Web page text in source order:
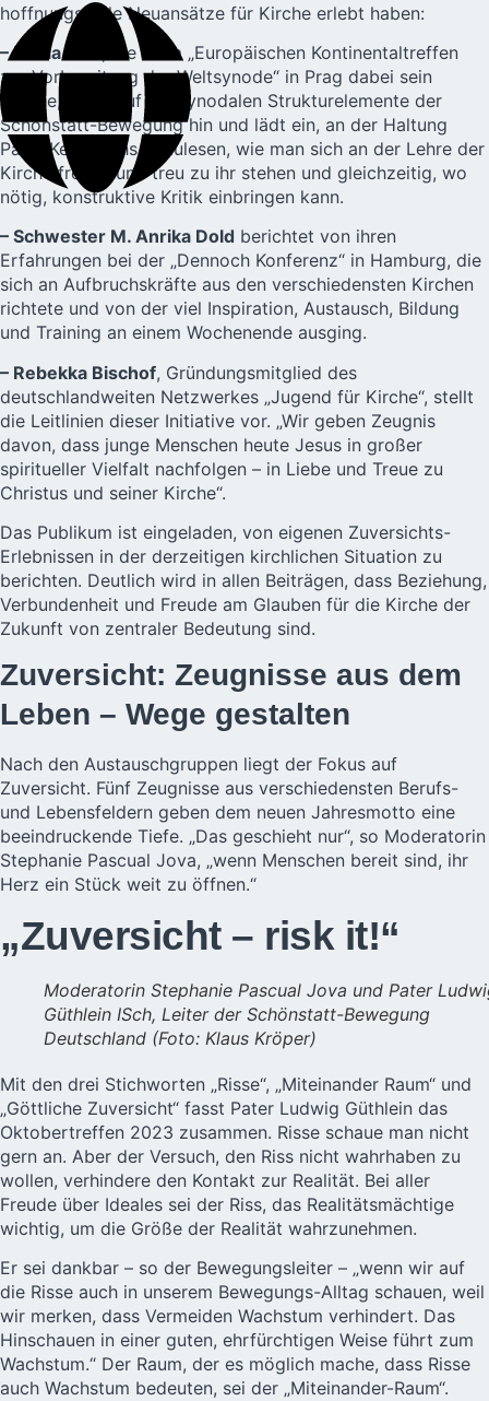
hoffnungsvolle Neuansätze für Kirche erlebt haben:
– Maria Pelz
, die beim „Europäischen Kontinentaltreffen
zur Vorbereitung der Weltsynode“ in Prag dabei sein
konnte, weist auf die synodalen Strukturelemente der
Schönstatt-Bewegung hin und lädt ein, an der Haltung
Pater Kentenichs abzulesen, wie man sich an der Lehre der
Kirche freuen und treu zu ihr stehen und gleichzeitig, wo
nötig, konstruktive Kritik einbringen kann.
– Schwester M. Anrika Dold berichtet von ihren
Erfahrungen bei der „Dennoch Konferenz“ in Hamburg, die
sich an Aufbruchskräfte aus den verschiedensten Kirchen
richtete und von der viel Inspiration, Austausch, Bildung
und Training an einem Wochenende ausging.
– Rebekka Bischof, Gründungsmitglied des
deutschlandweiten Netzwerkes „Jugend für Kirche“, stellt
die Leitlinien dieser Initiative vor. „Wir geben Zeugnis
davon, dass junge Menschen heute Jesus in großer
spiritueller Vielfalt nachfolgen – in Liebe und Treue zu
Christus und seiner Kirche“.
Das Publikum ist eingeladen, von eigenen Zuversichts-
Erlebnissen in der derzeitigen kirchlichen Situation zu
berichten. Deutlich wird in allen Beiträgen, dass Beziehung,
Verbundenheit und Freude am Glauben für die Kirche der
Zukunft von zentraler Bedeutung sind.
Zuversicht: Zeugnisse aus dem
Leben – Wege gestalten
Nach den Austauschgruppen liegt der Fokus auf
Zuversicht. Fünf Zeugnisse aus verschiedensten Berufs-
und Lebensfeldern geben dem neuen Jahresmotto eine
beeindruckende Tiefe. „Das geschieht nur“, so Moderatorin
Stephanie Pascual Jova, „wenn Menschen bereit sind, ihr
Herz ein Stück weit zu öffnen.“
„Zuversicht – risk it!“
Moderatorin Stephanie Pascual Jova und Pater
Güthlein ISch, Leiter der Schönstatt-Bewegung
Deutschland (Foto: Klaus Kröper)
Mit den drei Stichworten „Risse“, „Miteinander Raum“ und
„Göttliche Zuversicht“ fasst Pater Ludwig Güthlein das
Oktobertreffen 2023 zusammen. Risse schaue man nicht
gern an. Aber der Versuch, den Riss nicht wahrhaben zu
wollen, verhindere den Kontakt zur Realität. Bei aller
Freude über Ideales sei der Riss, das Realitätsmächtige
wichtig, um die Größe der Realität wahrzunehmen.
Er sei dankbar – so der Bewegungsleiter – „wenn wir auf
die Risse auch in unserem Bewegungs-Alltag schauen, weil
wir merken, dass Vermeiden Wachstum verhindert. Das
Hinschauen in einer guten, ehrfürchtigen Weise führt zum
Wachstum.“ Der Raum, der es möglich mache, dass Risse
auch Wachstum bedeuten, sei der „Miteinander-Raum“.